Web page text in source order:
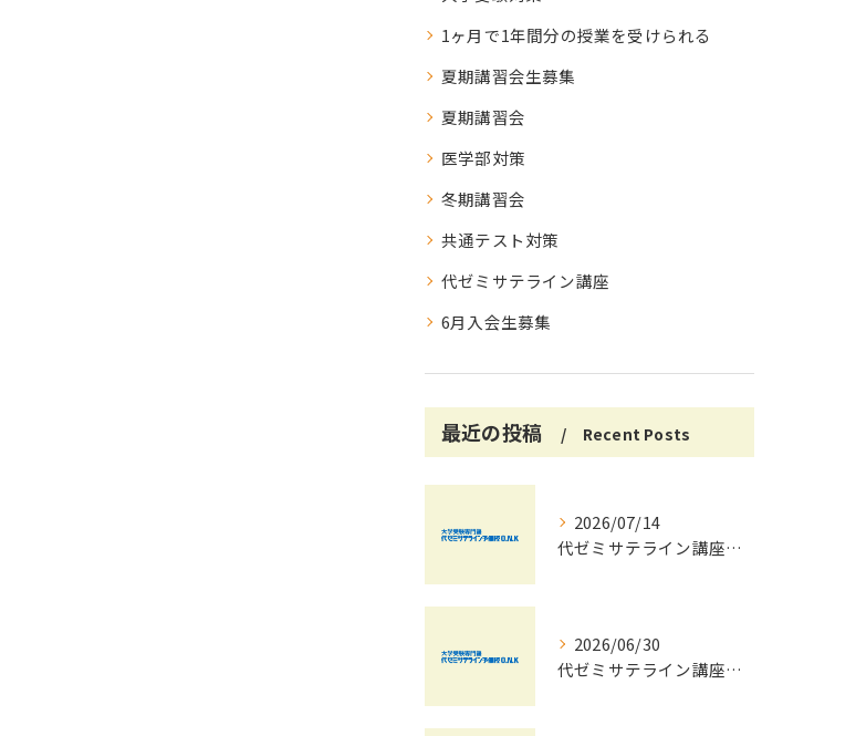
1ヶ月で1年間分の授業を受けられる
夏期講習会生募集
夏期講習会
医学部対策
冬期講習会
共通テスト対策
代ゼミサテライン講座
6月入会生募集
最近の投稿 Recent Posts
2026/07/14
代ゼミサテライン講座で夏期講習会を自宅受講し大学受験対策を効率化する方法
2026/06/30
代ゼミサテライン講座夏期講習会で苦手科目を短期間に得意科目へ導く学習戦略